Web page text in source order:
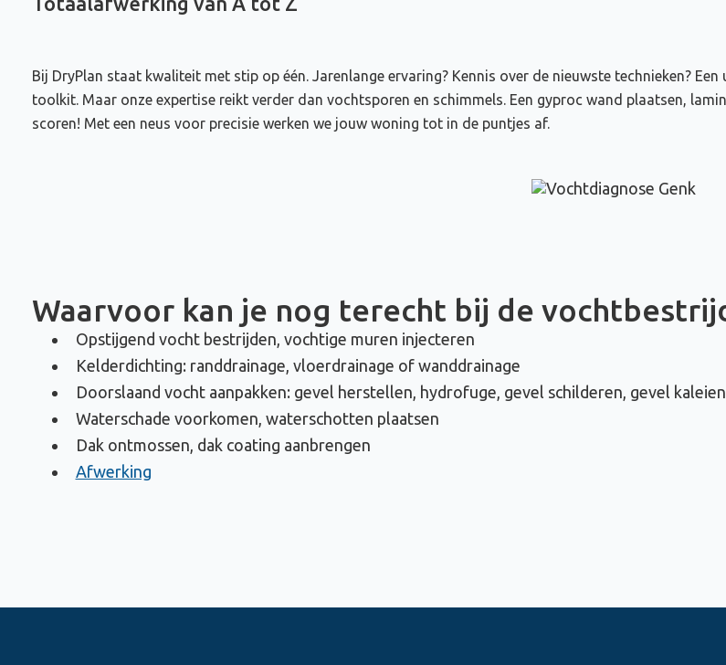
Bij DryPlan staat kwaliteit met stip op één. Jarenlange ervaring? Kennis over de nieuwste technieken?
toolkit. Maar onze expertise reikt verder dan vochtsporen en schimmels. Een gyproc wand plaatsen,
scoren! Met een neus voor precisie werken we jouw woning tot in de puntjes af.
Waarvoor kan je nog terecht bij de
Opstijgend vocht bestrijden, vochtige muren injecteren
Kelderdichting: randdrainage, vloerdrainage of wanddrainage
Doorslaand vocht aanpakken: gevel herstellen, hydrofuge, gevel schilderen, gevel
Waterschade voorkomen, waterschotten plaatsen
Dak ontmossen, dak coating aanbrengen
Afwerking